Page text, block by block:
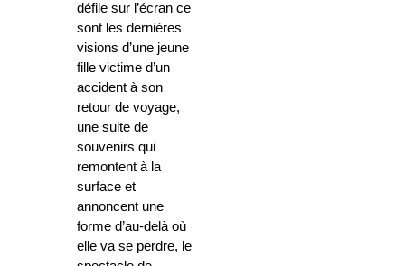
défile sur l’écran ce
sont les dernières
visions d’une jeune
fille victime d’un
accident à son
retour de voyage,
une suite de
souvenirs qui
remontent à la
surface et
annoncent une
forme d’au-delà où
elle va se perdre, le